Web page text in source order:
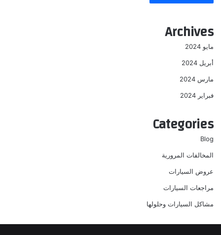
Archives
مايو 2024
أبريل 2024
مارس 2024
فبراير 2024
Categories
Blog
المخالفات المرورية
عروض السيارات
مراجعات السيارات
مشاكل السيارات وحلولها